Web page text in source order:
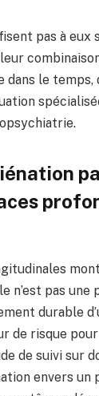
pas à eux
dans le
n’est pas une
durable
de risque
de suivi sur
envers